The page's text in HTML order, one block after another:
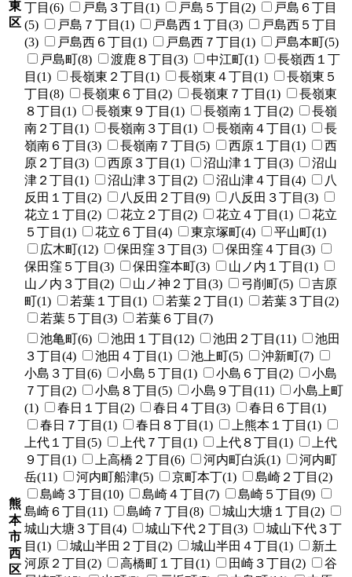
東
区
丁目(6)
戸島３丁目(1) 戸島５丁目(2)
戸島６丁目
(5)
戸島７丁目(1) 戸島西１丁目(3)
戸島西５丁目
(3)
戸島西６丁目(1) 戸島西７丁目(1)
戸島本町(5)
戸島町(8)
渡鹿８丁目(3) 中江町(1)
長嶺西１丁
目(1)
長嶺東２丁目(1) 長嶺東４丁目(1)
長嶺東５
丁目(8)
長嶺東６丁目(2) 長嶺東７丁目(1)
長嶺東
８丁目(1)
長嶺東９丁目(1) 長嶺南１丁目(2)
長嶺
南２丁目(1)
長嶺南３丁目(1) 長嶺南４丁目(1)
長
嶺南６丁目(3)
長嶺南７丁目(5) 西原１丁目(1)
西
原２丁目(3)
西原３丁目(1) 沼山津１丁目(3)
沼山
津２丁目(1)
沼山津３丁目(2) 沼山津４丁目(4)
八
反田１丁目(2)
八反田２丁目(9)
八反田３丁目(3)
花立１丁目(2)
花立２丁目(2) 花立４丁目(1)
花立
５丁目(1)
花立６丁目(4) 東京塚町(4)
平山町(1)
広木町(12)
保田窪３丁目(3)
保田窪４丁目(3)
保田窪５丁目(3)
保田窪本町(3)
山ノ内１丁目(1)
山ノ内３丁目(2)
山ノ神２丁目(3) 弓削町(5)
吉原
町(1)
若葉１丁目(1) 若葉２丁目(1)
若葉３丁目(2)
若葉５丁目(3)
若葉６丁目(7)
熊
本
市
西
区
池亀町(6) 池田１丁目(12) 池田２丁目(11)
池田
３丁目(4)
池田４丁目(1) 池上町(5)
沖新町(7)
小島３丁目(6)
小島５丁目(1) 小島６丁目(2)
小島
７丁目(2)
小島８丁目(5) 小島９丁目(11)
小島上町
(1)
春日１丁目(2) 春日４丁目(3)
春日６丁目(1)
春日７丁目(1)
春日８丁目(1)
上熊本１丁目(1)
上代１丁目(5)
上代７丁目(1) 上代８丁目(1)
上代
９丁目(1)
上高橋２丁目(6) 河内町白浜(1)
河内町
岳(11)
河内町船津(5) 京町本丁(1)
島崎２丁目(2)
島崎３丁目(10)
島崎４丁目(7)
島崎５丁目(9)
島崎６丁目(11)
島崎７丁目(8)
城山大塘１丁目(2)
城山大塘３丁目(4)
城山下代２丁目(3)
城山下代３丁
目(1)
城山半田２丁目(2) 城山半田４丁目(1)
新土
河原２丁目(2)
高橋町１丁目(1) 田崎３丁目(2)
谷